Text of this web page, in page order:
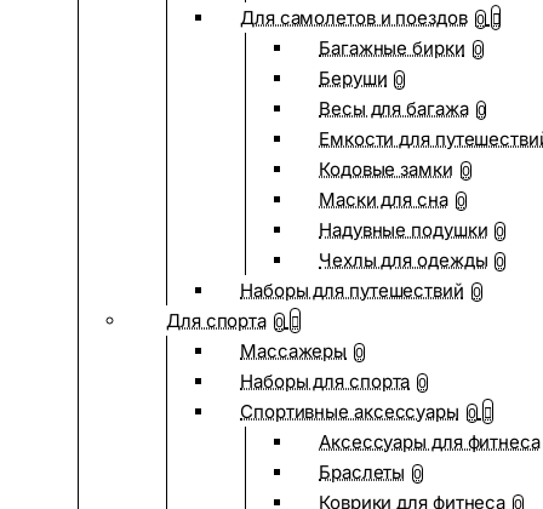
Для самолетов и поездов 0
Багажные бирки 0
Беруши 0
Весы для багажа 0
Емкости для
Кодовые замки 0
Маски для сна 0
Надувные подушки 0
Чехлы для одежды 0
Наборы для путешествий 0
Для спорта 0
Массажеры 0
Наборы для спорта 0
Спортивные аксессуары 0
Аксессуары для фитнеса
Браслеты 0
Коврики для фитнеса 0